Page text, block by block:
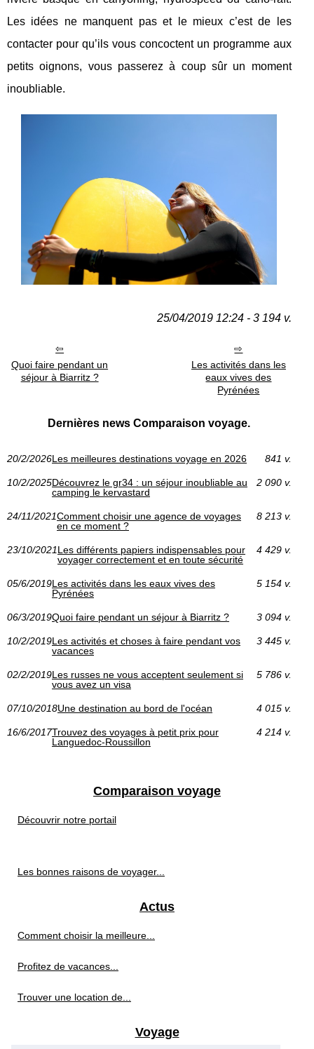
Les idées ne manquent pas et le mieux c’est de les
contacter pour qu’ils vous concoctent un programme aux
petits oignons, vous passerez à coup sûr un moment
inoubliable.
25/04/2019 12:24 - 3 194 v.
Quoi faire pendant un
séjour à Biarritz ?
Les activités dans les
eaux vives des
Pyrénées
Dernières news Comparaison voyage.
20/2/2026Les meilleures destinations voyage en 2026 841 v.
10/2/2025Découvrez le gr34 : un séjour inoubliable au
camping le kervastard
2 090 v.
24/11/2021Comment choisir une agence de voyages
en ce moment ?
8 213 v.
23/10/2021Les différents papiers indispensables pour
voyager correctement et en toute sécurité
4 429 v.
05/6/2019Les activités dans les eaux vives des
Pyrénées
5 154 v.
06/3/2019Quoi faire pendant un séjour à Biarritz ? 3 094 v.
10/2/2019Les activités et choses à faire pendant vos
vacances
3 445 v.
02/2/2019Les russes ne vous acceptent seulement si
vous avez un visa
5 786 v.
07/10/2018Une destination au bord de l'océan 4 015 v.
16/6/2017Trouvez des voyages à petit prix pour
Languedoc-Roussillon
4 214 v.
Comparaison voyage
Découvrir notre portail
Les bonnes raisons de voyager...
Actus
Comment choisir la meilleure...
Profitez de vacances...
Trouver une location de...
Voyage